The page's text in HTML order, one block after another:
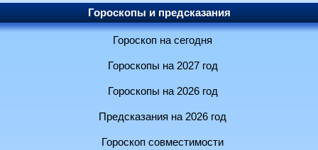
Гороскопы и предсказания
Гороскоп на сегодня
Гороскопы на 2027 год
Гороскопы на 2026 год
Предсказания на 2026 год
Гороскоп совместимости